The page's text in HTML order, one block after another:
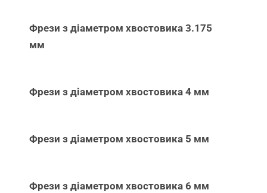
Фрези з діаметром хвостовика 3.175
мм
Фрези з діаметром хвостовика 4 мм
Фрези з діаметром хвостовика 5 мм
Фрези з діаметром хвостовика 6 мм